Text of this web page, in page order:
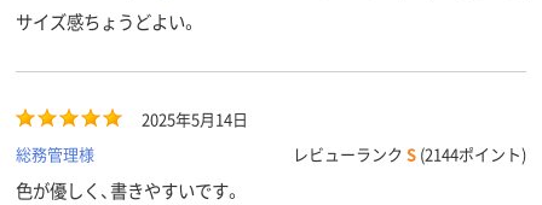
サイズ感ちょうどよい。
2025年5月14日
総務管理様
レビューランク S (2144ポイント)
色が優しく、書きやすいです。